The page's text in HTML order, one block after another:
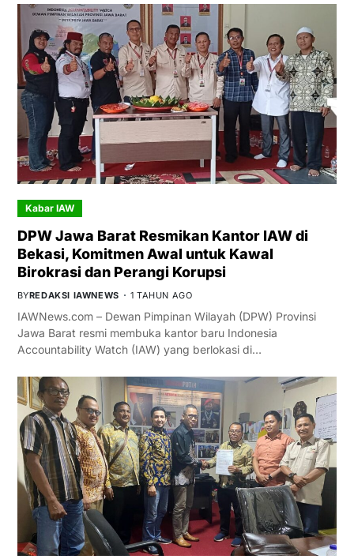
Kabar IAW
DPW Jawa Barat Resmikan Kantor IAW di
Bekasi, Komitmen Awal untuk Kawal
Birokrasi dan Perangi Korupsi
BYREDAKSI IAWNEWS 1 TAHUN AGO
IAWNews.com – Dewan Pimpinan Wilayah (DPW) Provinsi
Jawa Barat resmi membuka kantor baru Indonesia
Accountability Watch (IAW) yang berlokasi di…